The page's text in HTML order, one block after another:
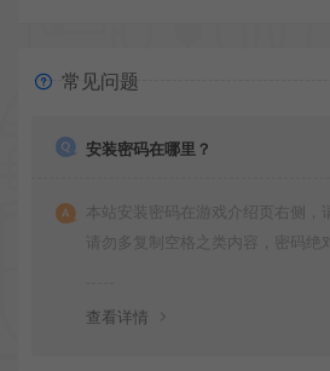
常见问题
安装密码在哪里？
本站安装密码在游戏介绍页右侧，
请勿多复制空格之类内容，密码绝
查看详情